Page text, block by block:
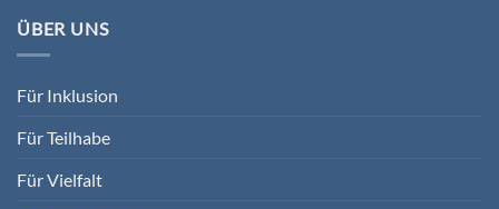
ÜBER UNS
Für Inklusion
Für Teilhabe
Für Vielfalt